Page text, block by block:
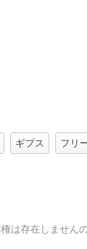
ギプス フリ
は存在しません